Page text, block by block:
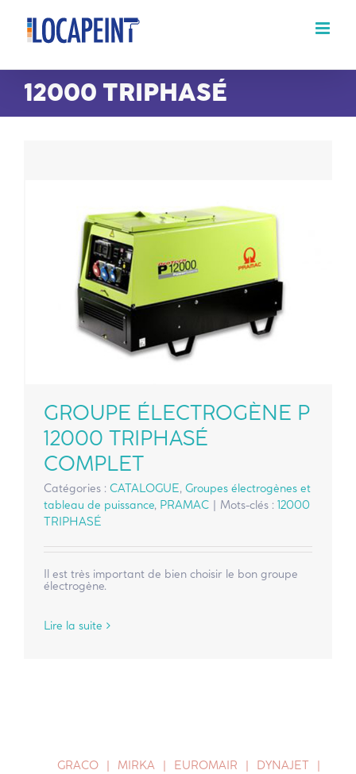
Passer
contenu
12000 TRIPHASÉ
GROUPE ÉLECTROGÈNE P
12000 TRIPHASÉ
COMPLET
Catégories : CATALOGUE, Groupes électrogènes et
tableau de puissance, PRAMAC Mots-clés : 12000
TRIPHASÉ
Il est très important de bien choisir le bon groupe
électrogène.
Lire la suite
GRACO MIRKA EUROMAIR
DYNAJET